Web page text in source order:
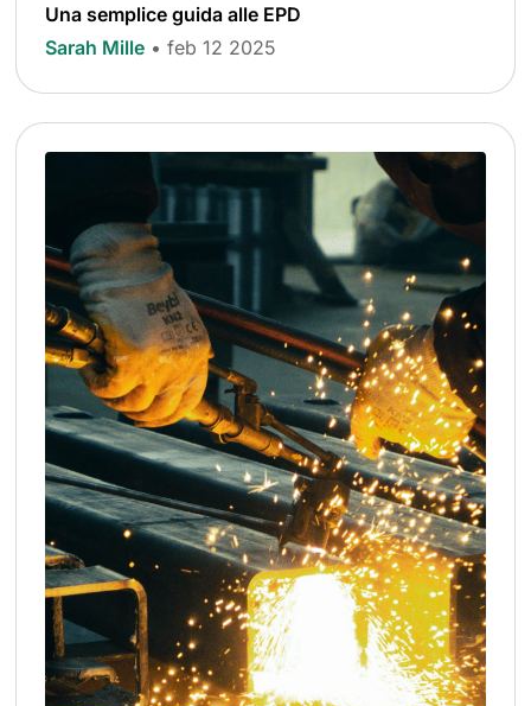
Una semplice guida alle EPD
Sarah Mille • feb 12 2025